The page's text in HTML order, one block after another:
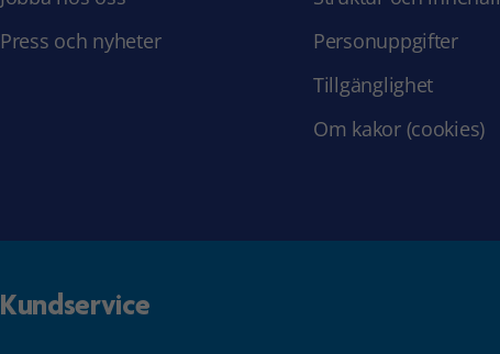
Press och nyheter
Personuppgifter
Tillgänglighet
Om kakor (cookies)
Kundservice